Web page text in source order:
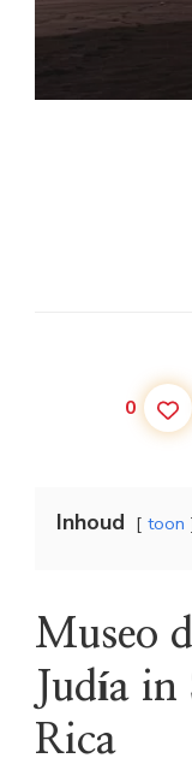
0
Inhoud toon
Museo
Judía in
Rica